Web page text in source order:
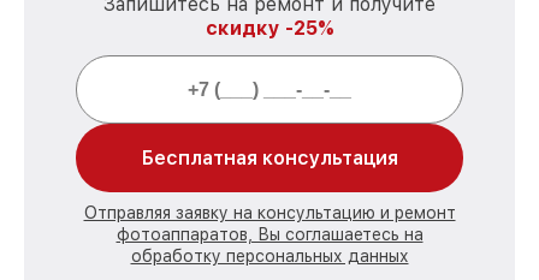
скидку -25%
Бесплатная консультация
Отправляя заявку на консультацию и ремонт
фотоаппаратов, Вы соглашаетесь на
обработку персональных данных